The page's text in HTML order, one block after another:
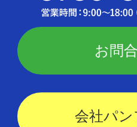
お問
会社パン